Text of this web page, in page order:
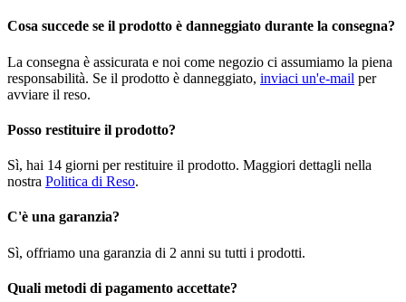
Cosa succede se il prodotto è danneggiato durante la consegna?
La consegna è assicurata e noi come negozio ci assumiamo la piena
responsabilità. Se il prodotto è danneggiato, inviaci un'e-mail per
avviare il reso.
Posso restituire il prodotto?
Sì, hai 14 giorni per restituire il prodotto. Maggiori dettagli nella
nostra Politica di Reso.
C'è una garanzia?
Sì, offriamo una garanzia di 2 anni su tutti i prodotti.
Quali metodi di pagamento accettate?